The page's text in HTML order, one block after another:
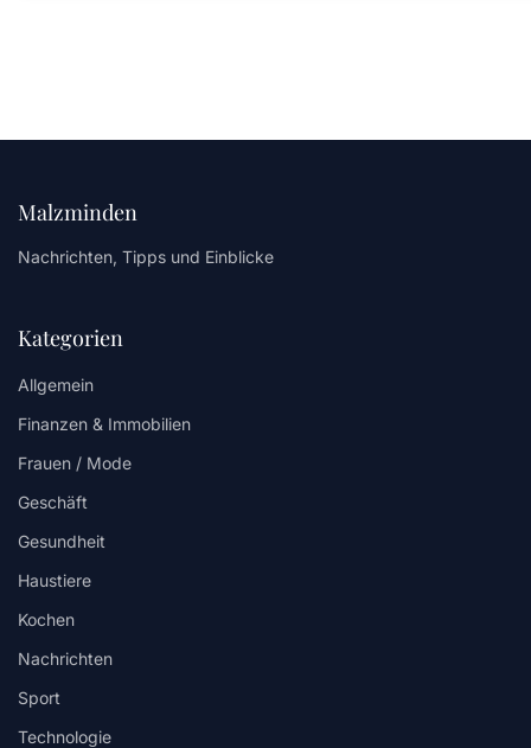
Malzminden
Nachrichten, Tipps und Einblicke
Kategorien
Allgemein
Finanzen & Immobilien
Frauen / Mode
Geschäft
Gesundheit
Haustiere
Kochen
Nachrichten
Sport
Technologie